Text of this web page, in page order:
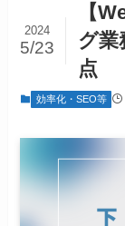
【
グ業
点
2024
5/23
効率化・SEO等